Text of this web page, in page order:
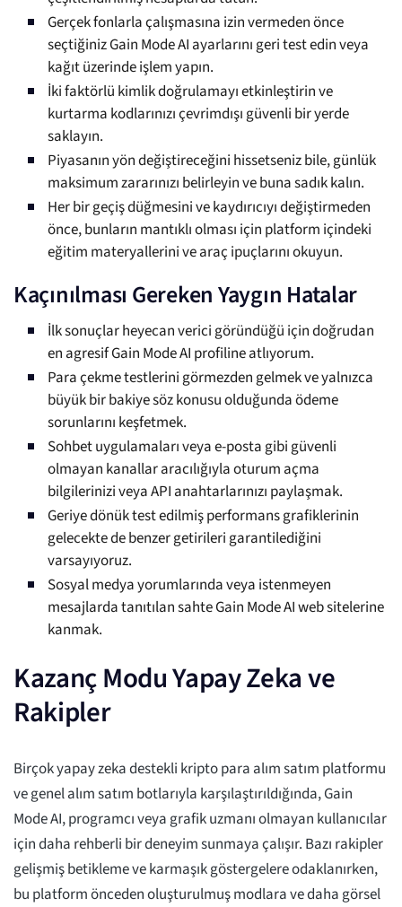
Gerçek fonlarla çalışmasına izin vermeden önce
seçtiğiniz Gain Mode AI ayarlarını geri test edin veya
kağıt üzerinde işlem yapın.
İki faktörlü kimlik doğrulamayı etkinleştirin ve
kurtarma kodlarınızı çevrimdışı güvenli bir yerde
saklayın.
Piyasanın yön değiştireceğini hissetseniz bile, günlük
maksimum zararınızı belirleyin ve buna sadık kalın.
Her bir geçiş düğmesini ve kaydırıcıyı değiştirmeden
önce, bunların mantıklı olması için platform içindeki
eğitim materyallerini ve araç ipuçlarını okuyun.
Kaçınılması Gereken Yaygın Hatalar
İlk sonuçlar heyecan verici göründüğü için doğrudan
en agresif Gain Mode AI profiline atlıyorum.
Para çekme testlerini görmezden gelmek ve yalnızca
büyük bir bakiye söz konusu olduğunda ödeme
sorunlarını keşfetmek.
Sohbet uygulamaları veya e-posta gibi güvenli
olmayan kanallar aracılığıyla oturum açma
bilgilerinizi veya API anahtarlarınızı paylaşmak.
Geriye dönük test edilmiş performans grafiklerinin
gelecekte de benzer getirileri garantilediğini
varsayıyoruz.
Sosyal medya yorumlarında veya istenmeyen
mesajlarda tanıtılan sahte Gain Mode AI web sitelerine
kanmak.
Kazanç Modu Yapay Zeka ve
Rakipler
Birçok yapay zeka destekli kripto para alım satım platformu
ve genel alım satım botlarıyla karşılaştırıldığında, Gain
Mode AI, programcı veya grafik uzmanı olmayan kullanıcılar
için daha rehberli bir deneyim sunmaya çalışır. Bazı rakipler
gelişmiş betikleme ve karmaşık göstergelere odaklanırken,
bu platform önceden oluşturulmuş modlara ve daha görsel